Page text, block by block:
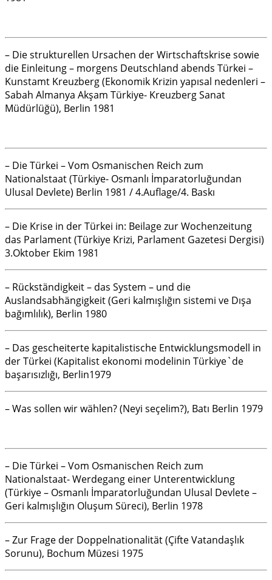
– Die strukturellen Ursachen der Wirtschaftskrise sowie
die Einleitung – morgens Deutschland abends Türkei –
Kunstamt Kreuzberg (Ekonomik Krizin yapısal nedenleri –
Sabah Almanya Akşam Türkiye- Kreuzberg Sanat
Müdürlüğü), Berlin 1981
– Die Türkei – Vom Osmanischen Reich zum
Nationalstaat (Türkiye- Osmanlı İmparatorluğundan
Ulusal Devlete) Berlin 1981 / 4.Auflage/4. Baskı
– Die Krise in der Türkei in: Beilage zur Wochenzeitung
das Parlament (Türkiye Krizi, Parlament Gazetesi Dergisi)
3.Oktober Ekim 1981
– Rückständigkeit – das System – und die
Auslandsabhängigkeit (Geri kalmışlığın sistemi ve Dışa
bağımlılık), Berlin 1980
– Das gescheiterte kapitalistische Entwicklungsmodell in
der Türkei (Kapitalist ekonomi modelinin Türkiye`de
başarısızlığı, Berlin1979
– Was sollen wir wählen? (Neyi seçelim?), Batı Berlin 1979
– Die Türkei – Vom Osmanischen Reich zum
Nationalstaat- Werdegang einer Unterentwicklung
(Türkiye – Osmanlı İmparatorluğundan Ulusal Devlete –
Geri kalmışlığın Oluşum Süreci), Berlin 1978
– Zur Frage der Doppelnationalität (Çifte Vatandaşlık
Sorunu), Bochum Müzesi 1975